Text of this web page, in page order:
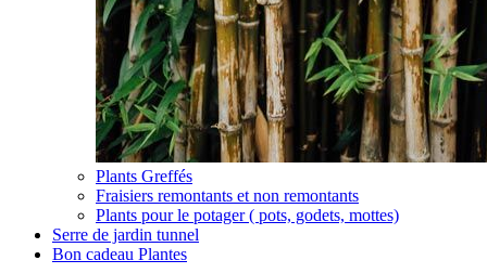
Plants Greffés
Fraisiers remontants et non remontants
Plants pour le potager ( pots, godets, mottes)
Serre de jardin tunnel
Bon cadeau Plantes